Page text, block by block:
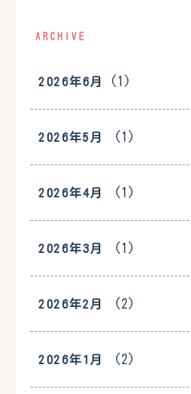
ARCHIVE
2026年6月 (1)
2026年5月 (1)
2026年4月 (1)
2026年3月 (1)
2026年2月 (2)
2026年1月 (2)